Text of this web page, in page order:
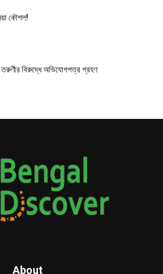
কৌশল!
তরুণীর বিরুদ্ধে অভিযোগপত্র গ্রহণ
About